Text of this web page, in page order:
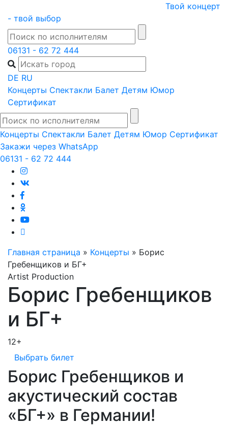
content
Твой концерт
- твой выбор
06131 - 62 72 444
DE RU
Концерты Спектакли Балет Детям Юмор
Сертификат
Концерты Спектакли Балет Детям Юмор Сертификат
Закажи через WhatsApp
06131 - 62 72 444
Главная страница » Концерты » Борис
Гребенщиков и БГ+
Artist Production
Борис Гребенщиков
и БГ+
12+
Выбрать билет
Борис Гребенщиков и
акустический состав
«БГ+» в Германии!